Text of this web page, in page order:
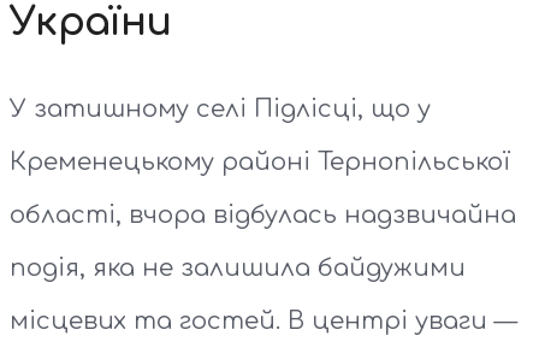
України
У затишному селі Підлісці, що у
Кременецькому районі Тернопільської
області, вчора відбулась надзвичайна
подія, яка не залишила байдужими
місцевих та гостей. В центрі уваги —